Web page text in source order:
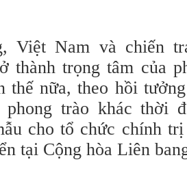
Việt Nam và chiến
thành trọng tâm của
thế nữa, theo hồi
phong trào khác thời
cho tổ chức chính
tại Cộng hòa Liên